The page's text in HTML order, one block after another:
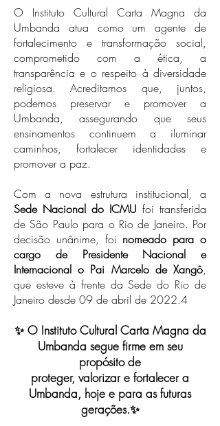
O Instituto Cultural Carta Magna da
Umbanda atua como um agente de
fortalecimento e transformação social,
comprometido com a ética, a
transparência e o respeito à diversidade
religiosa. Acreditamos que, juntos,
podemos preservar e promover a
Umbanda, assegurando que seus
ensinamentos continuem a iluminar
caminhos, fortalecer identidades e
promover a paz.
Com a nova estrutura institucional, a
Sede Nacional do ICMU foi transferida
de São Paulo para o Rio de Janeiro. Por
decisão unânime, foi nomeado para o
cargo de Presidente Nacional e
Internacional o Pai Marcelo de Xangô,
que esteve à frente da Sede do Rio de
Janeiro desde 09 de abril de 2022.4
✨ O Instituto Cultural Carta Magna da
Umbanda segue firme em seu
propósito de
proteger, valorizar e fortalecer a
Umbanda, hoje e para as futuras
gerações.✨